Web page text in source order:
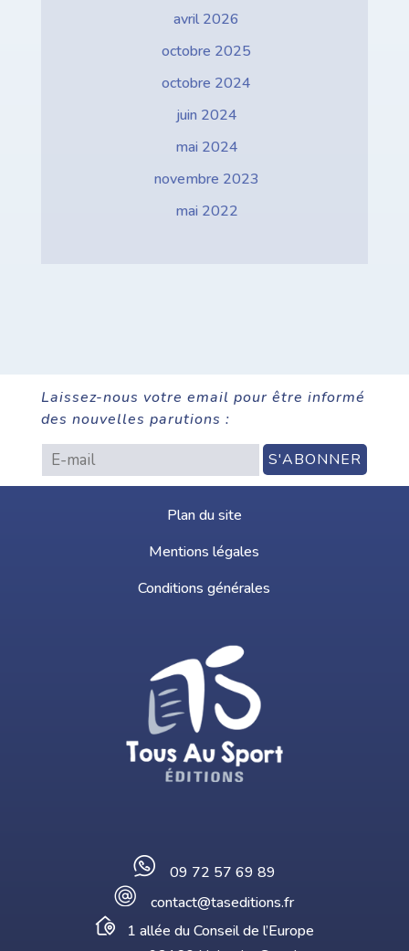
avril 2026
octobre 2025
octobre 2024
juin 2024
mai 2024
novembre 2023
mai 2022
Laissez-nous votre email pour être informé
des nouvelles parutions :
Plan du site
Mentions légales
Conditions générales
09 72 57 69 89
contact@taseditions.fr
1 allée du Conseil de l’Europe